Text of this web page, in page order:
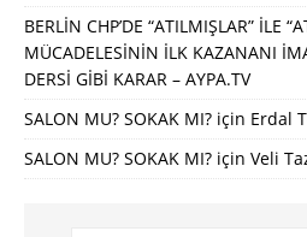
BERLİN CHP’DE “ATILMIŞLAR” İLE
MÜCADELESİNİN İLK KAZANANI
DERSİ GİBİ KARAR – AYPA.TV
SALON MU? SOKAK MI? için Erdal
SALON MU? SOKAK MI? için Veli